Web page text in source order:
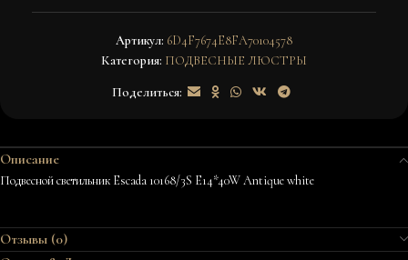
Артикул: 6D4F7674E8FA70104578
Категория: ПОДВЕСНЫЕ ЛЮСТРЫ
Поделиться:
Описание
Подвесной светильник Escada 10168/3S E14*40W Antique white
Отзывы (0)